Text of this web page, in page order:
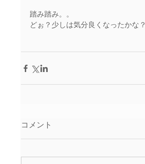
踏み踏み。。
どぉ？少しは気分良くなったかな？
コメント